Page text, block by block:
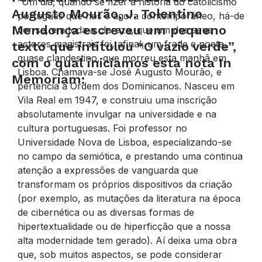
Augusto Mourão, J. Tolentino
Mendonça escreveu um pequeno
texto que intitulou “O vazio verde”,
com o qual iniciamos esta nota In
Memoriam:
português que nos é agora contemporâneo, há-de
ver-se, em toda a clareza, que um dos seus
actores magistrais foi, afinal, um frade e poeta,
quase clandestino, que morreu esta manhã em
Lisboa. Chamava-se José Augusto Mourão, e
pertencia à Ordem dos Dominicanos. Nasceu em
Vila Real em 1947, e construiu uma inscrição
absolutamente invulgar na universidade e na
cultura portuguesas. Foi professor no
Universidade Nova de Lisboa, especializando-se
no campo da semiótica, e prestando uma continua
atenção a expressões de vanguarda que
transformam os próprios dispositivos da criação
(por exemplo, as mutações da literatura na época
de cibernética ou as diversas formas de
hipertextualidade ou de hiperficção que a nossa
alta modernidade tem gerado). Aí deixa uma obra
que, sob muitos aspectos, se pode considerar